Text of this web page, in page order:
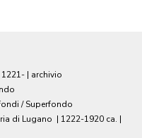
1221- | archivio
/ Superfondo
di Lugano | 1222-1920 ca. |